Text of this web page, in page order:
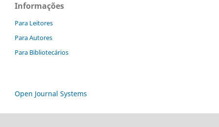
Informações
Para Leitores
Para Autores
Para Bibliotecários
Open Journal Systems